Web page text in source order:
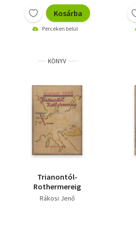
Kosárba
Perceken belül
KÖNYV
Trianontól-
Rothermereig
Rákosi Jenő